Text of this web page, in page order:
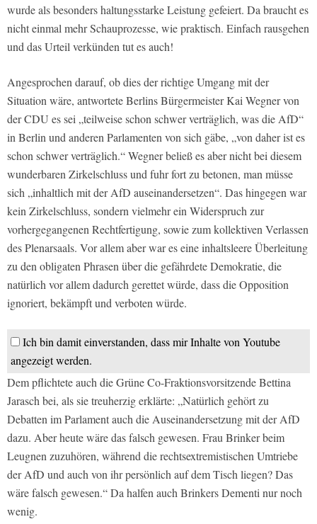
wurde als besonders haltungsstarke Leistung gefeiert. Da braucht es
nicht einmal mehr Schauprozesse, wie praktisch. Einfach rausgehen
und das Urteil verkünden tut es auch!
Angesprochen darauf, ob dies der richtige Umgang mit der
Situation wäre, antwortete Berlins Bürgermeister Kai Wegner von
der CDU es sei „teilweise schon schwer verträglich, was die AfD“
in Berlin und anderen Parlamenten von sich gäbe, „von daher ist es
schon schwer verträglich.“ Wegner beließ es aber nicht bei diesem
wunderbaren Zirkelschluss und fuhr fort zu betonen, man müsse
sich „inhaltlich mit der AfD auseinandersetzen“. Das hingegen war
kein Zirkelschluss, sondern vielmehr ein Widerspruch zur
vorhergegangenen Rechtfertigung, sowie zum kollektiven Verlassen
des Plenarsaals. Vor allem aber war es eine inhaltsleere Überleitung
zu den obligaten Phrasen über die gefährdete Demokratie, die
natürlich vor allem dadurch gerettet würde, dass die Opposition
ignoriert, bekämpft und verboten würde.
Ich bin damit einverstanden, dass mir Inhalte von Youtube
angezeigt werden.
Dem pflichtete auch die Grüne Co-Fraktionsvorsitzende Bettina
Jarasch bei, als sie treuherzig erklärte: „Natürlich gehört zu
Debatten im Parlament auch die Auseinandersetzung mit der AfD
dazu. Aber heute wäre das falsch gewesen. Frau Brinker beim
Leugnen zuzuhören, während die rechtsextremistischen Umtriebe
der AfD und auch von ihr persönlich auf dem Tisch liegen? Das
wäre falsch gewesen.“ Da halfen auch Brinkers Dementi nur noch
wenig.